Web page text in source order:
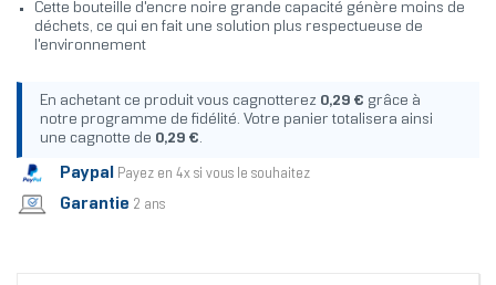
Cette bouteille d'encre noire grande capacité génère moins de
déchets, ce qui en fait une solution plus respectueuse de
l'environnement
En achetant ce produit vous cagnotterez 0,29 € grâce à
notre programme de fidélité. Votre panier totalisera ainsi
une cagnotte de 0,29 €.
Paypal Payez en 4x si vous le souhaitez
Garantie 2 ans